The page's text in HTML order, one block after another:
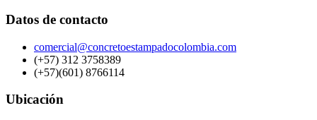
Datos de contacto
comercial@concretoestampadocolombia.com
(+57) 312 3758389
(+57)(601) 8766114
Ubicación